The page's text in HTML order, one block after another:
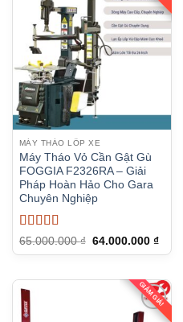
MÁY THÁO LỐP XE
Máy Tháo Vỏ Cần Gật Gù
FOGGIA F2326RA – Giải
Pháp Hoàn Hảo Cho Gara
Chuyên Nghiệp
Được xếp
hạng55 sao
65.000.000₫ Giá
64.000.000 ₫Giá
hiện
GIẢM GIÁ!